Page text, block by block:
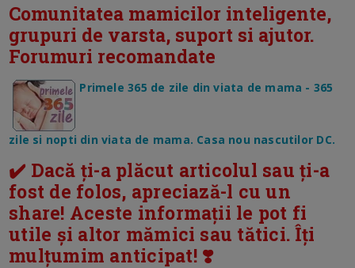
Comunitatea mamicilor inteligente,
grupuri de varsta, suport si ajutor.
Forumuri recomandate
Primele 365 de zile din viata de mama - 365
zile si nopti din viata de mama. Casa nou nascutilor DC.
✔️ Dacă ți-a plăcut articolul sau ți-a
fost de folos, apreciază-l cu un
share! Aceste informații le pot fi
utile și altor mămici sau tătici. Îți
mulțumim anticipat! ❣️